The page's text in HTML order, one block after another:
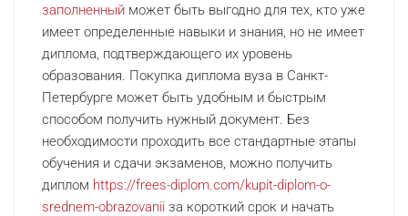
заполненный может быть выгодно для тех, кто уже
имеет определенные навыки и знания, но не имеет
диплома, подтверждающего их уровень
образования. Покупка диплома вуза в Санкт-
Петербурге может быть удобным и быстрым
способом получить нужный документ. Без
необходимости проходить все стандартные этапы
обучения и сдачи экзаменов, можно получить
диплом https://frees-diplom.com/kupit-diplom-o-
srednem-obrazovanii за короткий срок и начать